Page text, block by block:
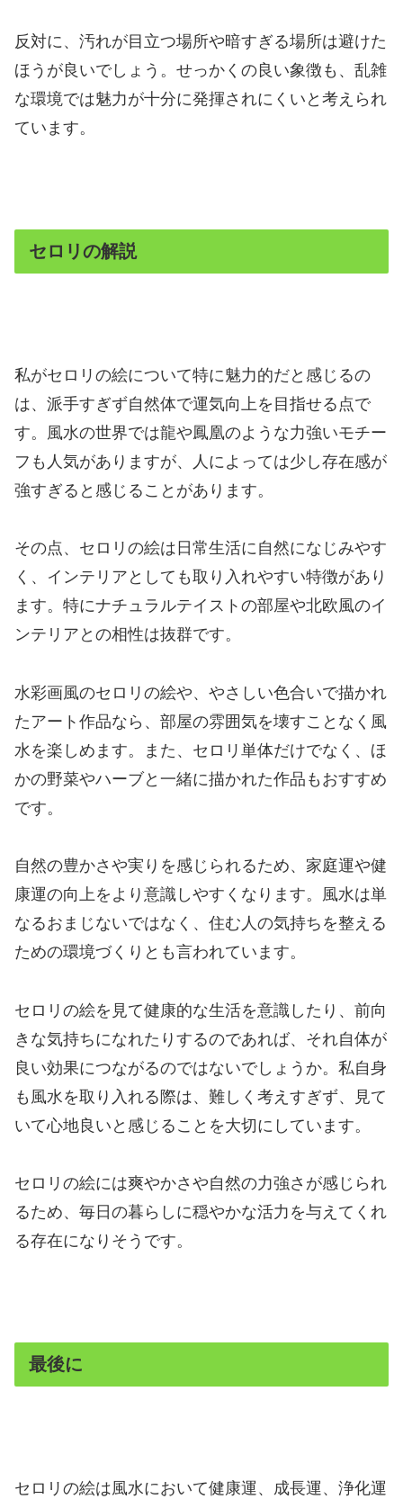
反対に、汚れが目立つ場所や暗すぎる場所は避けた
ほうが良いでしょう。せっかくの良い象徴も、乱雑
な環境では魅力が十分に発揮されにくいと考えられ
ています。
セロリの解説
私がセロリの絵について特に魅力的だと感じるの
は、派手すぎず自然体で運気向上を目指せる点で
す。風水の世界では龍や鳳凰のような力強いモチー
フも人気がありますが、人によっては少し存在感が
強すぎると感じることがあります。
その点、セロリの絵は日常生活に自然になじみやす
く、インテリアとしても取り入れやすい特徴があり
ます。特にナチュラルテイストの部屋や北欧風のイ
ンテリアとの相性は抜群です。
水彩画風のセロリの絵や、やさしい色合いで描かれ
たアート作品なら、部屋の雰囲気を壊すことなく風
水を楽しめます。また、セロリ単体だけでなく、ほ
かの野菜やハーブと一緒に描かれた作品もおすすめ
です。
自然の豊かさや実りを感じられるため、家庭運や健
康運の向上をより意識しやすくなります。風水は単
なるおまじないではなく、住む人の気持ちを整える
ための環境づくりとも言われています。
セロリの絵を見て健康的な生活を意識したり、前向
きな気持ちになれたりするのであれば、それ自体が
良い効果につながるのではないでしょうか。私自身
も風水を取り入れる際は、難しく考えすぎず、見て
いて心地良いと感じることを大切にしています。
セロリの絵には爽やかさや自然の力強さが感じられ
るため、毎日の暮らしに穏やかな活力を与えてくれ
る存在になりそうです。
最後に
セロリの絵は風水において健康運、成長運、浄化運